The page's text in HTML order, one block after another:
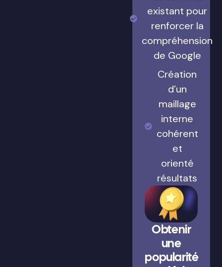
existant pour
renforcer la
compréhension
de Google
Création
d’un
maillage
interne
cohérent
et
orienté
résultats
Obtenir
une
popularité